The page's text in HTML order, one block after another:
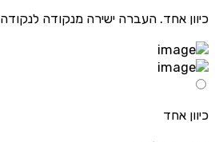
כיוון אחד. העברה ישירה מנקודה לנקודה
כיוון אחד